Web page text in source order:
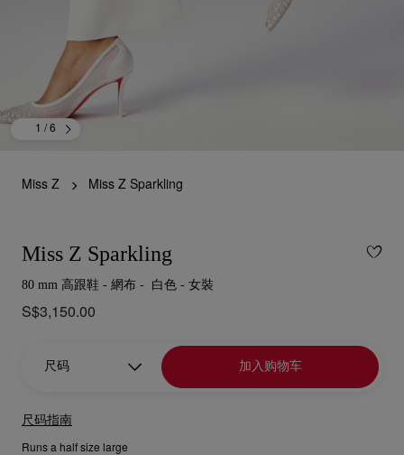
1 / 6
Miss Z Miss Z Sparkling
Miss Z Sparkling
80 mm 高跟鞋 - 網布 - 白色 - 女裝
S$3,150.00
尺码 加入购物车
尺码指南
Runs a half size large